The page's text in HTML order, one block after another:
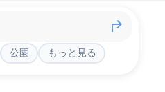
公園 もっと見る